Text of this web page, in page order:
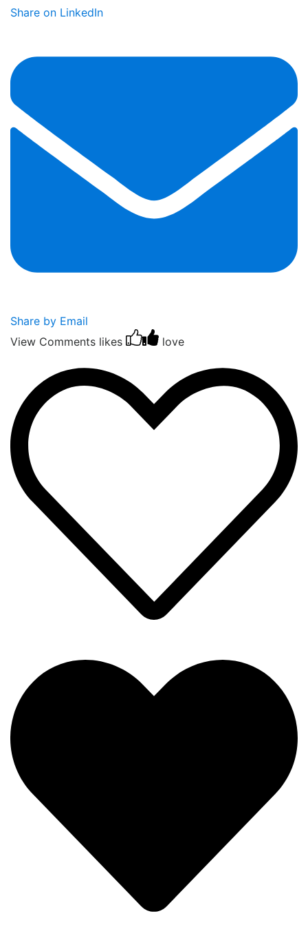
Share on LinkedIn
Share by Email
View Comments likes love